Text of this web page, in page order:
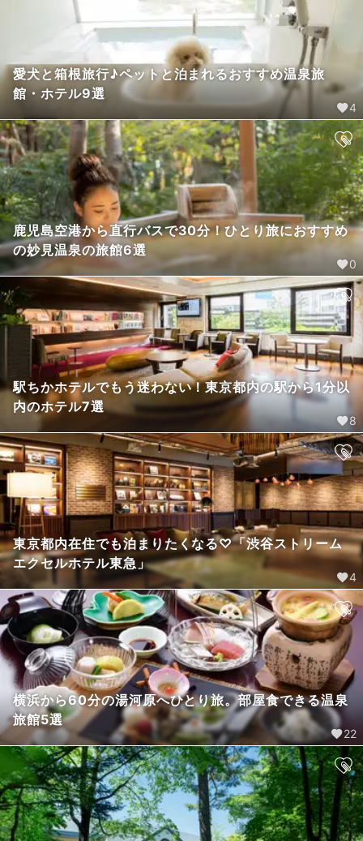
愛犬と箱根旅行♪ペットと泊まれるおすすめ温泉旅
館・ホテル9選
4
鹿児島空港から直行バスで30分！ひとり旅におすすめ
の妙見温泉の旅館6選
0
駅ちかホテルでもう迷わない！東京都内の駅から1分以
内のホテル7選
8
東京都内在住でも泊まりたくなる♡「渋谷ストリーム
エクセルホテル東急」
4
横浜から60分の湯河原へひとり旅。部屋食できる温泉
旅館5選
22